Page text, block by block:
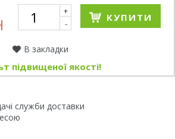
+
-
КУПИТИ
В закладки
підвищеної якості!
служби доставки